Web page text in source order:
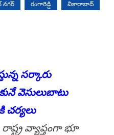
రంగారెడ్డి
వికారాబాద్
స‌ర్కారు
వెసులుబాటు
రాష్ట్ర వ్యాప్తంగా భూ